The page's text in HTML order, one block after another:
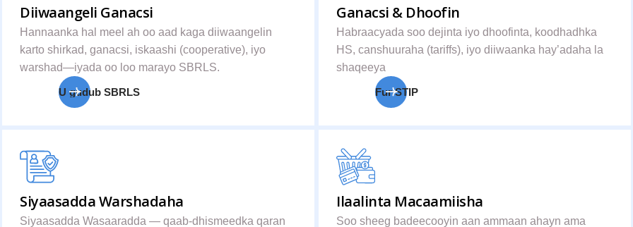
Diiwaangeli Ganacsi
Hannaanka hal meel ah oo aad kaga diiwaangelin
karto shirkad, ganacsi, iskaashi (cooperative), iyo
warshad—iyada oo loo marayo SBRLS.
U gudub SBRLS
Ganacsi & Dhoofin
Habraacyada soo dejinta iyo dhoofinta, koodhadhka
HS, canshuuraha (tariffs), iyo diiwaanka hay’adaha la
shaqeeya
Fur STIP
Siyaasadda Warshadaha
Siyaasadda Wasaaradda — qaab-dhismeedka qaran
Ilaalinta Macaamiisha
Soo sheeg badeecooyin aan ammaan ahayn ama